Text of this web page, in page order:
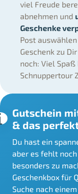
viel Freude
abnehmen und
Geschenke
Post
Geschenk zu
noch: Viel Spaß
Schnuppertour
Gutschein
& das
Du hast ein
aber es fehlt
besonders zu
Geschenkbox für
Suche nach